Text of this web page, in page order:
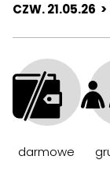
CZW. 21.05.26 >
darmowe